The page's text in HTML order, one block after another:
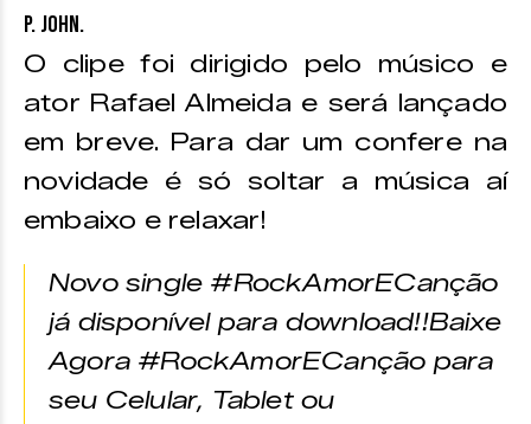
P. John.
O clipe foi dirigido pelo músico e
ator Rafael Almeida e será lançado
em breve. Para dar um confere na
novidade é só soltar a música aí
embaixo e relaxar!
Novo single #RockAmorECanção
já disponível para download!!Baixe
Agora #RockAmorECanção para
seu Celular, Tablet ou